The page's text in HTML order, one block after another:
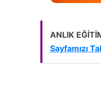
ANLIK
Sayfamızı